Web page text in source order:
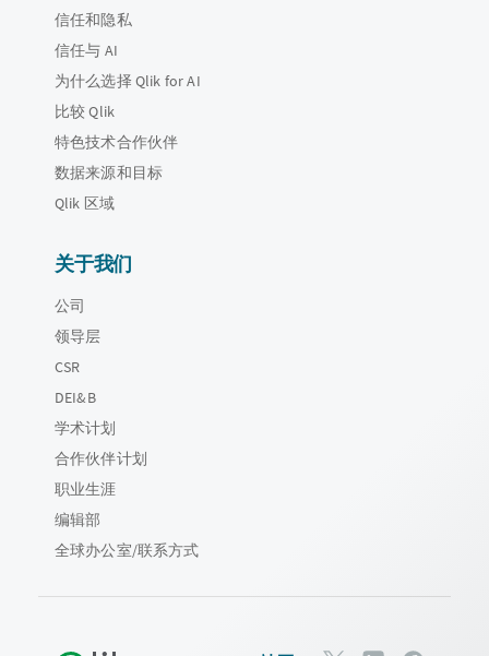
信任和隐私
信任与 AI
为什么选择 Qlik for AI
比较 Qlik
特色技术合作伙伴
数据来源和目标
Qlik 区域
关于我们
公司
领导层
CSR
DEI&B
学术计划
合作伙伴计划
职业生涯
编辑部
全球办公室/联系方式